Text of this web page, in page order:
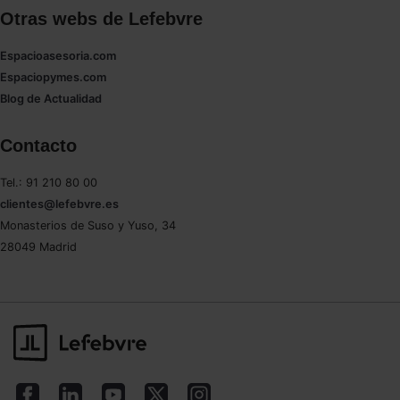
Otras webs de Lefebvre
Espacioasesoria.com
Espaciopymes.com
Blog de Actualidad
Contacto
Tel.: 91 210 80 00
clientes@lefebvre.es
Monasterios de Suso y Yuso, 34
28049 Madrid